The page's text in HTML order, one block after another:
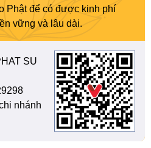
Phật để có được kinh phí
vững và lâu dài.
SU
nhánh